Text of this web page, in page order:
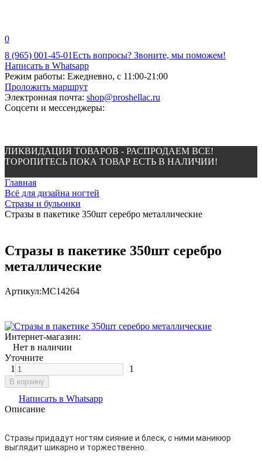
0
8 (965) 001-45-01Есть вопросы? Звоните, мы поможем!
Написать в Whatsapp
Режим работы: Ежедневно, с 11:00-21:00
Проложить маршрут
Электронная почта: shop@proshellac.ru
Соцсети и мессенджеры:
ЛИКВИДАЦИЯ ТОВАРОВ - РАСПРОДАЕМ ВСЕ!
ТОРОПИТЕСЬ ПОКА ТОВАР ЕСТЬ В НАЛИЧИИ!
Главная
Всё для дизайна ногтей
Стразы и бульонки
Стразы в пакетике 350шт серебро металлические
Стразы в пакетике 350шт серебро
металлические
Артикул:МС14264
Интернет-магазин:
Нет в наличии
Уточните
1
1
В корзину
Написать в Whatsapp
Описание
Стразы придадут ногтям сияние и блеск, с ними маникюр
выглядит шикарно и торжественно.